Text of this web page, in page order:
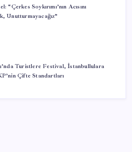
“Çerkes Soykırımı’nın Acısını
Unutturmayacağız”
Turistlere Festival, İstanbullulara
Çifte Standartları